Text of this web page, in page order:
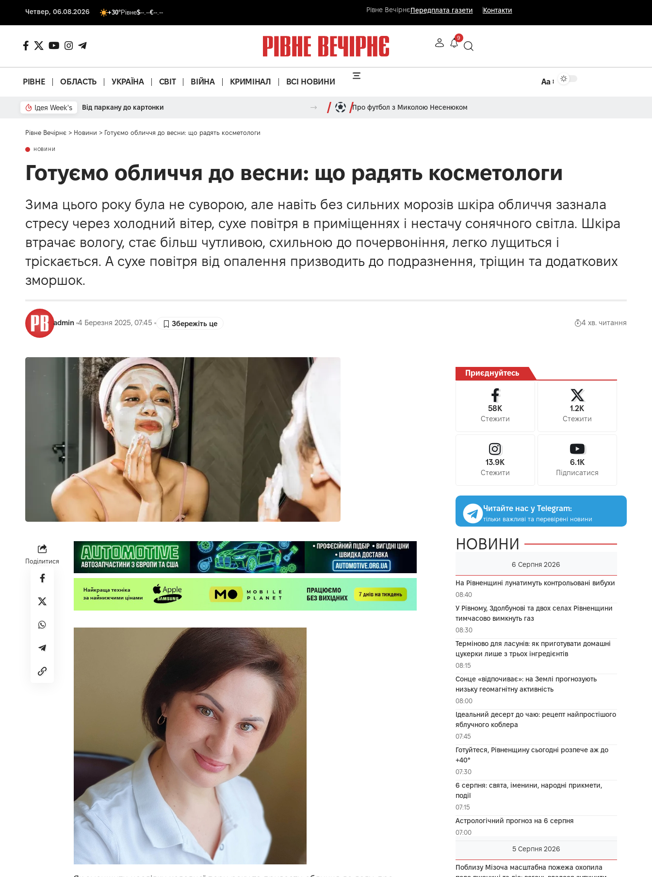
Четвер, 06.08.2026 +30°Рівне$--.--€--.-- Рівне ВечірнєПередплата газети Контакти
9
РІВНЕ ОБЛАСТЬ УКРАЇНА СВІТ ВІЙНА КРИМІНАЛ ВСІ НОВИНИ Аа
Ідея Week's Від паркану до картонки Про футбол з Миколою Несенюком
Рівне Вечірнє > Новини > Готуємо обличчя до весни: що радять косметологи
НОВИНИ
Готуємо обличчя до весни: що радять косметологи
Зима цього року була не суворою, але навіть без сильних морозів шкіра обличчя зазнала
стресу через холодний вітер, сухе повітря в приміщеннях і нестачу сонячного світла. Шкіра
втрачає вологу, стає більш чутливою, схильною до почервоніння, легко лущиться і
тріскається. А сухе повітря від опалення призводить до подразнення, тріщин та додаткових
зморшок.
admin 4 Березня 2025, 07:45 4 хв. читання
Поділитися
Приєднуйтесь
58K
Стежити
1.2K
Стежити
13.9K
Стежити
6.1K
Підписатися
Читайте нас у Telegram:
тільки важливі та перевірені новини
НОВИНИ
6 Серпня 2026
На Рівненщині лунатимуть контрольовані вибухи
08:40
У Рівному, Здолбунові та двох селах Рівненщини
тимчасово вимкнуть газ
08:30
Терміново для ласунів: як приготувати домашні
цукерки лише з трьох інгредієнтів
08:15
Сонце «відпочиває»: на Землі прогнозують
низьку геомагнітну активність
08:00
Ідеальний десерт до чаю: рецепт найпростішого
яблучного коблера
07:45
Готуйтеся, Рівненщину сьогодні розпече аж до
+40°
07:30
6 серпня: свята, іменини, народні прикмети,
події
07:15
Астрологічний прогноз на 6 серпня
07:00
5 Серпня 2026
Поблизу Мізоча масштабна пожежа охопила